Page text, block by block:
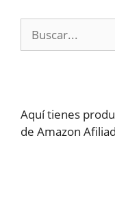
Aquí tienes
de Amazon